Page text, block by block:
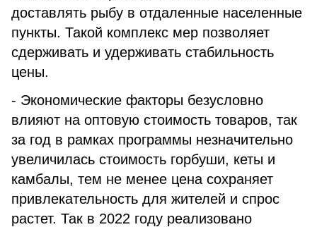
доставлять рыбу в отдаленные населенные
пункты. Такой комплекс мер позволяет
сдерживать и удерживать стабильность
цены.
- Экономические факторы безусловно
влияют на оптовую стоимость товаров, так
за год в рамках программы незначительно
увеличилась стоимость горбуши, кеты и
камбалы, тем не менее цена сохраняет
привлекательность для жителей и спрос
растет. Так в 2022 году реализовано